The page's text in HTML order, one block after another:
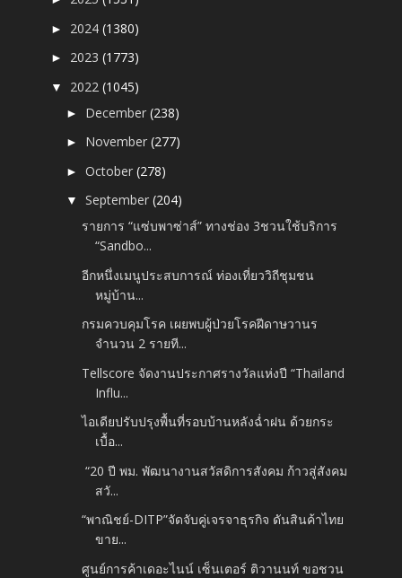
► 2024(1380)
► 2023(1773)
▼ 2022(1045)
► December(238)
► November(277)
►October(278)
▼September(204)
รายการ “แซ่บพาซ่าส์” ทางช่อง 3ชวนใช้บริการ
“Sandbo...
อีกหนึ่งเมนูประสบการณ์ ท่องเที่ยววิถีชุมชน
หมู่บ้าน...
กรมควบคุมโรค เผยพบผู้ป่วยโรคฝีดาษวานร
จำนวน 2 รายที...
Tellscore จัดงานประกาศรางวัลแห่งปี “Thailand
Influ...
ไอเดียปรับปรุงพื้นที่รอบบ้านหลังฉ่ำฝน ด้วยกระ
เบื้อ...
“20 ปี พม. พัฒนางานสวัสดิการสังคม ก้าวสู่สังคม
สวั...
“พาณิชย์-DITP”จัดจับคู่เจรจาธุรกิจ ดันสินค้าไทย
ขาย...
ศูนย์การค้าเดอะไนน์ เซ็นเตอร์ ติวานนท์ ขอชวน